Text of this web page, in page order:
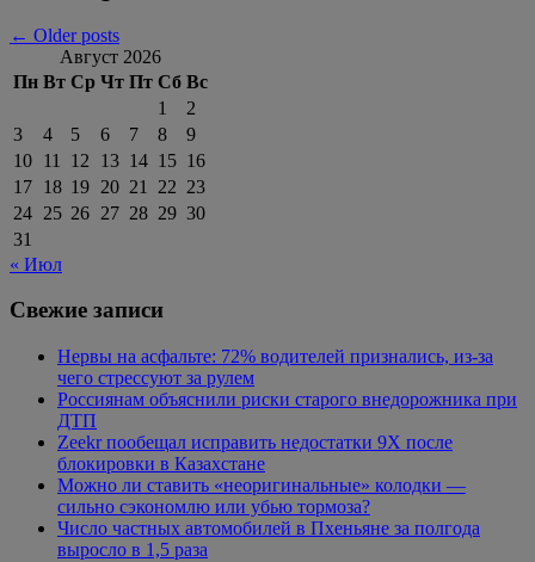
← Older posts
Август 2026
Пн Вт Ср Чт Пт Сб Вс
1
2
3
4 5 6 7 8
9
10 11 12 13 14 15 16
17 18 19 20 21 22 23
24 25 26 27 28 29 30
31
« Июл
Свежие записи
Нервы на асфальте: 72% водителей признались, из-за
чего стрессуют за рулем
Россиянам объяснили риски старого внедорожника при
ДТП
Zeekr пообещал исправить недостатки 9X после
блокировки в Казахстане
Можно ли ставить «неоригинальные» колодки —
сильно сэкономлю или убью тормоза?
Число частных автомобилей в Пхеньяне за полгода
выросло в 1,5 раза